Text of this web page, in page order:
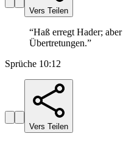
Vers Teilen
“Haß erregt Hader;
Übertretungen.”
Sprüche 10:12
Vers Teilen